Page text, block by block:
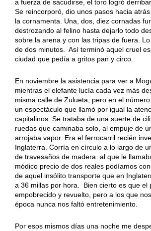
a fuerza de sacudirse, el toro logró
Se reincorporó, dio unos pasos hacia
la cornamenta. Una, dos, diez cornadas
destrozando al felino hasta dejarlo todo
sobre la arena y con las tripas de fuera.
de dos minutos. Así terminó aquel cruel
ciudad que pedía a gritos pan y circo.
En noviembre la asistencia para ver a
mientras el elefante lucía cada vez más
misma calle de Zulueta, pero en el
un espectáculo que llamó por igual la
capitalinos. Se trataba de una suerte de
ruedas que caminaba solo, al empuje de
arrojaba vapor. Era el ferrocarril recién
Inglaterra. Corría en círculo a lo largo de
de travesaños de madera al que le
módico precio de dos reales podíamos
de aquel insólito transporte que en
a 36 millas por hora. Bien cierto es que el
empobrecido y revuelto, pero a los que
época nunca nos faltó entretenimiento.
Por esos mismos días una noche me